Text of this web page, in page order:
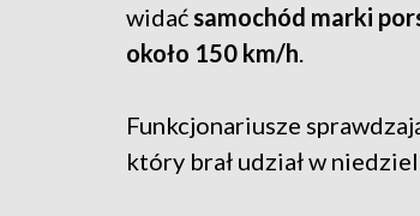
widać samochód marki
około 150 km/h
Funkcjonariusze
który brał udział w